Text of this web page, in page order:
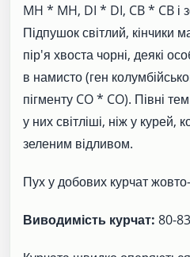
MH * MH, DI * DI, CB * CB і
Підпушок світлий, кінчики
пір'я хвоста чорні, деякі
в намисто (ген
пігменту CO * CO). Півні
у них світліші, ніж у курей,
зеленим відливом.
Пух у добових курчат
Виводимість курчат: 80-